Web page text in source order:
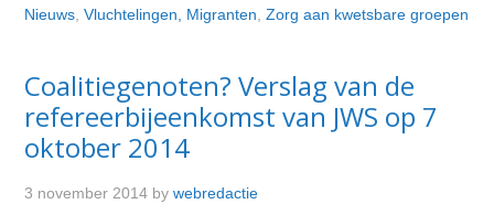
Nieuws ,Vluchtelingen, Migranten ,Zorg aan kwetsbare groepen
Coalitiegenoten? Verslag van de
refereerbijeenkomst van JWS op 7
oktober 2014
3 november 2014 bywebredactie